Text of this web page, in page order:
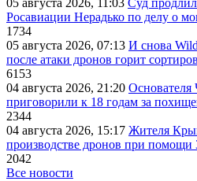
05 августа 2026, 11:03 Суд
Росавиации Нерадько по делу о
1734
05 августа 2026, 07:13 И снова
после атаки дронов горит
6153
04 августа 2026, 21:20
приговорили к 18 годам за
2344
04 августа 2026, 15:17 Жителя
производстве дронов при помощи
2042
Все новости